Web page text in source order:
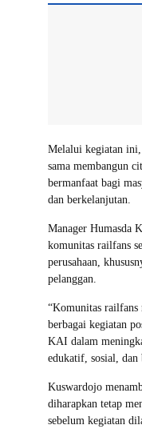
Melalui kegiatan
sama membangun
bermanfaat bagi
dan berkelanjutan.
Manager Humasda
komunitas railfans
perusahaan,
pelanggan.
“Komunitas railfans
berbagai kegiatan
KAI dalam
edukatif, sosial, dan
Kuswardojo
diharapkan tetap
sebelum kegiatan